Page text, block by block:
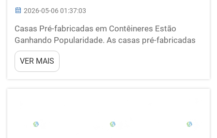
2026-05-06 01:37:03
Casas Pré-fabricadas em Contêineres Estão
Ganhando Popularidade. As casas pré-fabricadas
em contêineres estão realmente populares nos
dias de hoje. Elas são feitas de contêineres
marítimos de alta qualidade e alta resistência. As
VER MAIS